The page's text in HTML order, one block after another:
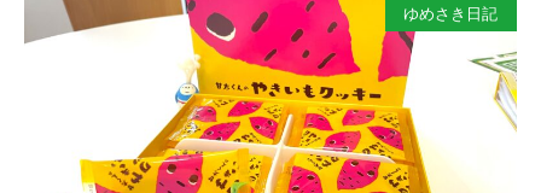
ゆめさき日記